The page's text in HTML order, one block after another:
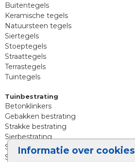
Informatie over cookies
Buitentegels
Keramische tegels
Natuursteen tegels
Siertegels
Stoeptegels
Straattegels
Terrastegels
Tuintegels
Tuinbestrating
Betonklinkers
Gebakken bestrating
Strakke bestrating
Sierbestrating
Straatklinkers
Straatstenen